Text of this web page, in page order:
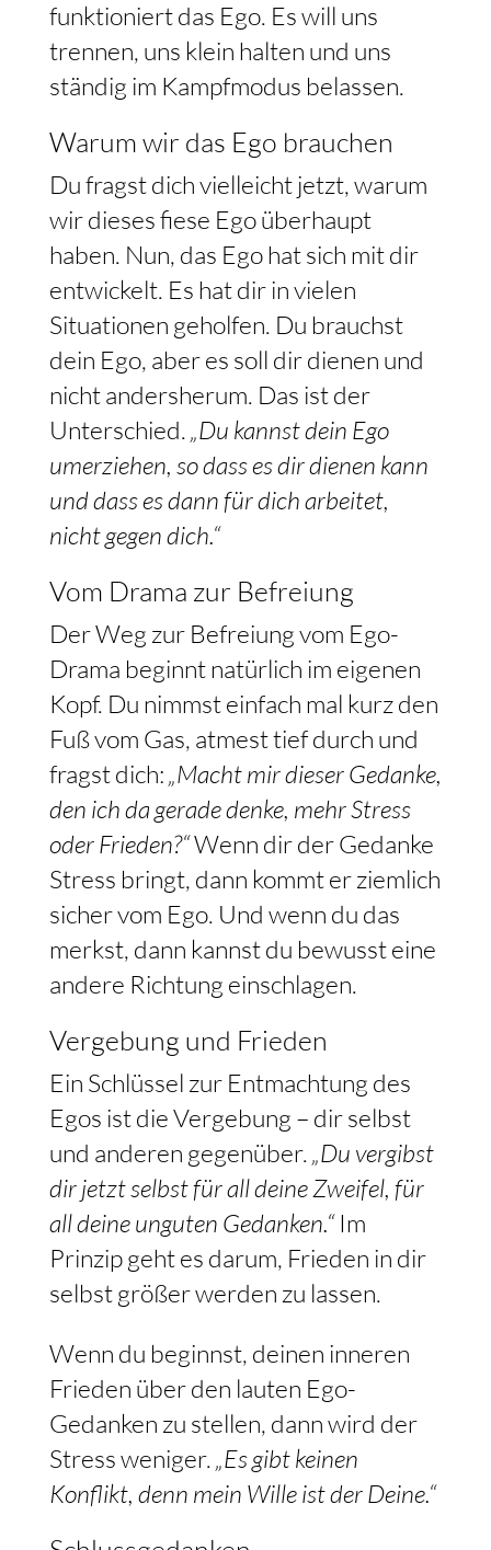
funktioniert das Ego. Es will uns
trennen, uns klein halten und uns
ständig im Kampfmodus belassen.
Warum wir das Ego brauchen
Du fragst dich vielleicht jetzt, warum
wir dieses fiese Ego überhaupt
haben. Nun, das Ego hat sich mit dir
entwickelt. Es hat dir in vielen
Situationen geholfen. Du brauchst
dein Ego, aber es soll dir dienen und
nicht andersherum. Das ist der
Unterschied. „Du kannst dein Ego
umerziehen, so dass es dir dienen kann
und dass es dann für dich arbeitet,
nicht gegen dich.“
Vom Drama zur Befreiung
Der Weg zur Befreiung vom Ego-
Drama beginnt natürlich im eigenen
Kopf. Du nimmst einfach mal kurz den
Fuß vom Gas, atmest tief durch und
fragst dich:„Macht mir dieser Gedanke,
den ich da gerade denke, mehr Stress
oder Frieden?“Wenn dir der Gedanke
Stress bringt, dann kommt er ziemlich
sicher vom Ego. Und wenn du das
merkst, dann kannst du bewusst eine
andere Richtung einschlagen.
Vergebung und Frieden
Ein Schlüssel zur Entmachtung des
Egos ist die Vergebung – dir selbst
und anderen gegenüber. „Du vergibst
dir jetzt selbst für all deine Zweifel, für
all deine unguten Gedanken.“Im
Prinzip geht es darum, Frieden in dir
selbst größer werden zu lassen.
Wenn du beginnst, deinen inneren
Frieden über den lauten Ego-
Gedanken zu stellen, dann wird der
Stress weniger. „Es gibt keinen
Konflikt, denn mein Wille ist der Deine.“